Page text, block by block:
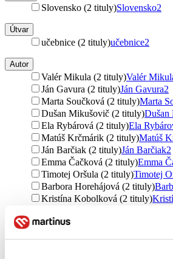
Slovensko (2 tituly)Slovensko2
Útvar
učebnice (2 tituly)učebnice2
Autor
Valér Mikula (2 tituly)Valér
Ján Gavura (2 tituly)Ján Gavura2
Marta Součková (2 tituly)Marta
Dušan Mikušovič (2 tituly)Dušan
Ela Rybárová (2 tituly)Ela
Matúš Krčmárik (2 tituly)Matúš
Ján Barčiak (2 tituly)Ján Barčiak2
Emma Čačková (2 tituly)Emma
Timotej Oršula (2 tituly)Timotej
Barbora Horehájová (2 tituly)
Kristína Kobolková (2 tituly)
Tomáš Bella (2 tituly)